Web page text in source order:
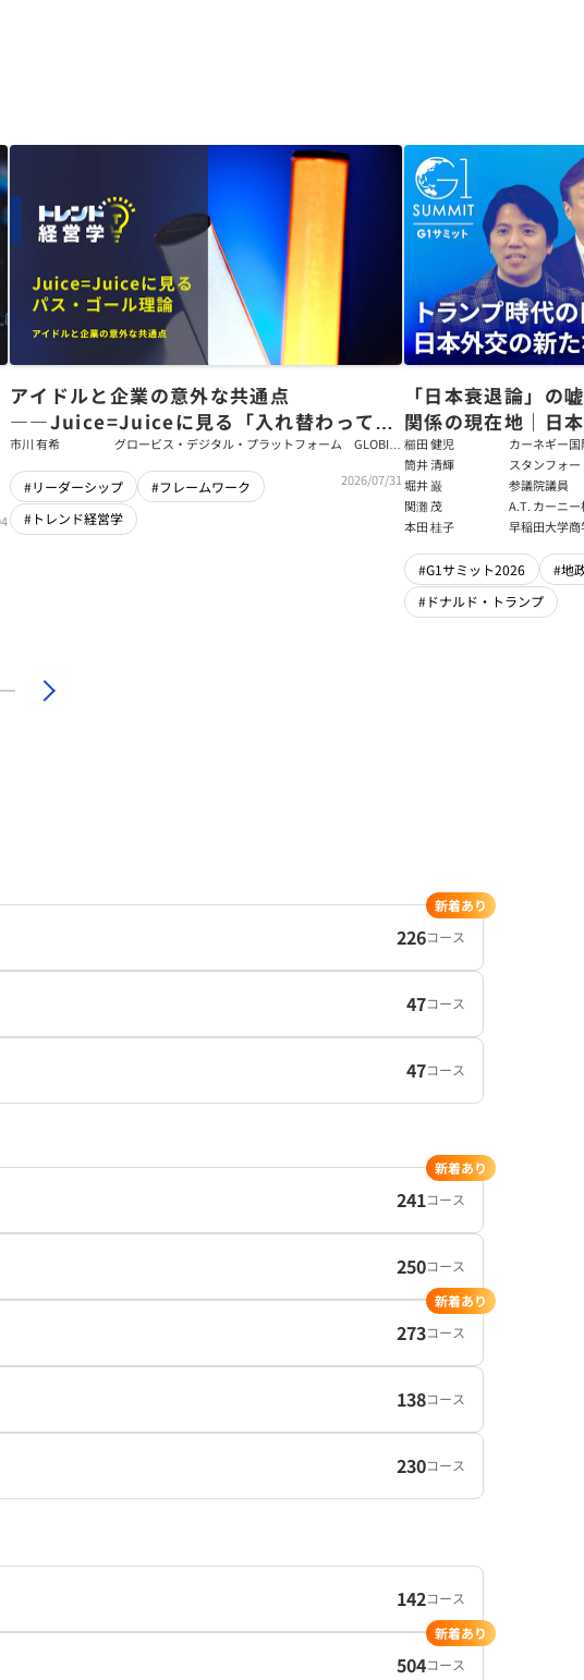
アイドルと企業の意外な共通点
――Juice=Juiceに見る「入れ替わっても
強いチーム」をつくるパス・ゴール理論
市川 有希
グロービス・デジタル・プラットフォーム GLOBIS
#リーダーシップ
#フレームワーク
#トレンド経営学
2026/07/31
「日本衰退論」の
関係の現在地｜日
戦略【櫛田健児×
輝】
櫛田 健児
カーネギー
ラムディレ
筒井 清輝
スタンフォ
大学アジア
フェロー
堀井 巌
参議院議員
関灘 茂
A.T. カーニ
本法人会長
本田 桂子 早稲田大学
#G1サミット2026
#地
#ドナルド・トランプ
226コース
新着あり
47コース
47コース
241コース
新着あり
250コース
273コース
新着あり
138コース
230コース
142コース
504コース
新着あり